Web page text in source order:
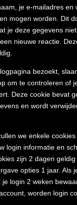
je e-mailadres en
mogen worden. Dit
je deze gegevens
nieuwe reactie.
bezoekt,
om te controleren of
Deze cookie bevat
en wordt
we enkele
login informatie en
zijn 2 dagen
opties 1 jaar. Als
je login 2 weken
worden login